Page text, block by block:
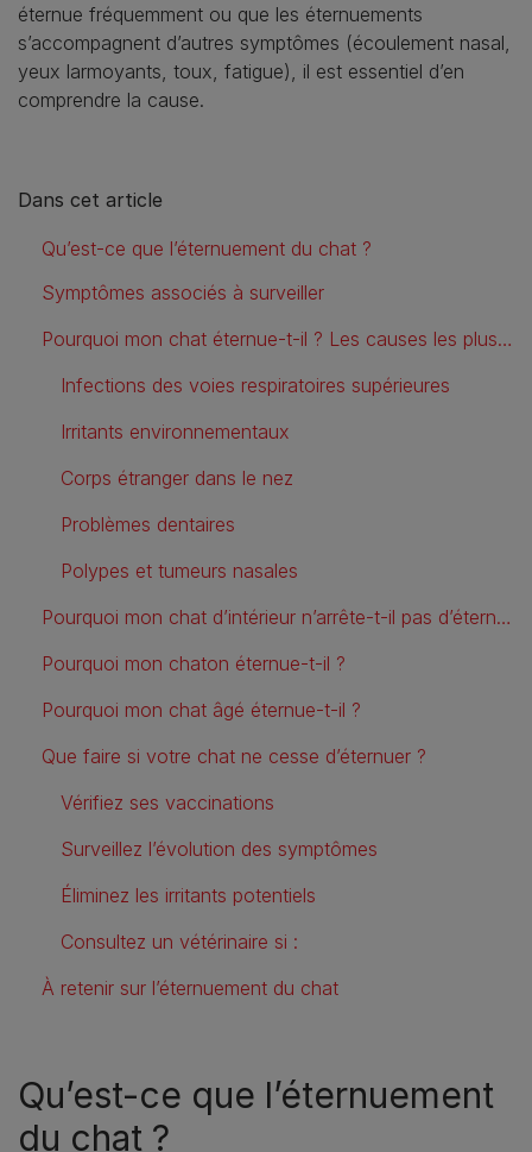
éternue fréquemment ou que les éternuements
s’accompagnent d’autres symptômes (écoulement nasal,
yeux larmoyants, toux, fatigue), il est essentiel d’en
comprendre la cause.
Dans cet article
Qu’est-ce que l’éternuement du chat ?
Symptômes associés à surveiller
Pourquoi mon chat éternue-t-il ? Les causes les plus courantes
Infections des voies respiratoires supérieures
Irritants environnementaux
Corps étranger dans le nez
Problèmes dentaires
Polypes et tumeurs nasales
Pourquoi mon chat d’intérieur n’arrête-t-il pas d’éternuer ?
Pourquoi mon chaton éternue-t-il ?
Pourquoi mon chat âgé éternue-t-il ?
Que faire si votre chat ne cesse d’éternuer ?
Vérifiez ses vaccinations
Surveillez l’évolution des symptômes
Éliminez les irritants potentiels
Consultez un vétérinaire si :
À retenir sur l’éternuement du chat
Qu’est-ce que l’éternuement
du chat ?